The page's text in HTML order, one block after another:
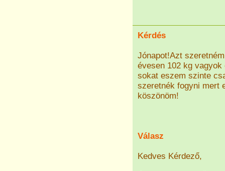
Kérdés
Jónapot!Azt
évesen 102 kg
sokat eszem szinte
szeretnék fogyni mert
köszönöm!
Válasz
Kedves Kérdező,